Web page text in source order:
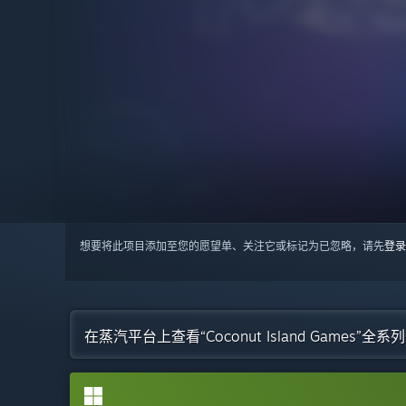
想要将此项目添加至您的愿望单、关注它或标记为已忽略，请先登录
在蒸汽平台上查看“Coconut Island Games”全系